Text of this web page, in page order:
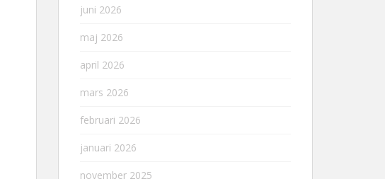
juni 2026
maj 2026
april 2026
mars 2026
februari 2026
januari 2026
november 2025